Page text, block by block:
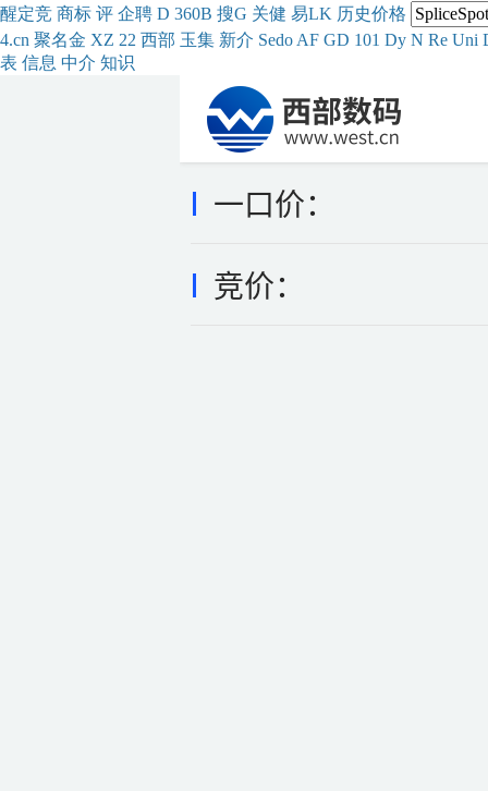
醒定竞 商标 评 企聘 D 360B 搜G 关健 易LK 历史价格
4.cn 聚名金 XZ 22 西部 玉集 新介 Sedo AF GD 101 Dy N Re Uni
表 信息 中介 知识